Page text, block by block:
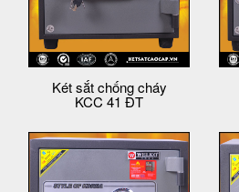
Két sắt chống cháy
KCC 41 ĐT